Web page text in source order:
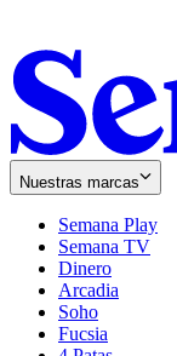
Nuestras marcas
Semana Play
Semana TV
Dinero
Arcadia
Soho
in
Fucsia